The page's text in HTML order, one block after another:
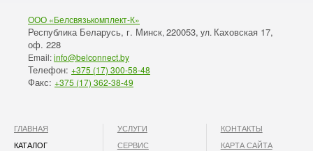
ООО «Белсвязькомплект-К»
Республика Беларусь, г. Минск, 220053, ул. Каховская 17,
оф. 228
Email:info@belconnect.by
Телефон: +375 (17) 300-58-48
Факс: +375 (17) 362-38-49
ГЛАВНАЯ
КАТАЛОГ
УСЛУГИ
СЕРВИС
КОНТАКТЫ
КАРТА САЙТА